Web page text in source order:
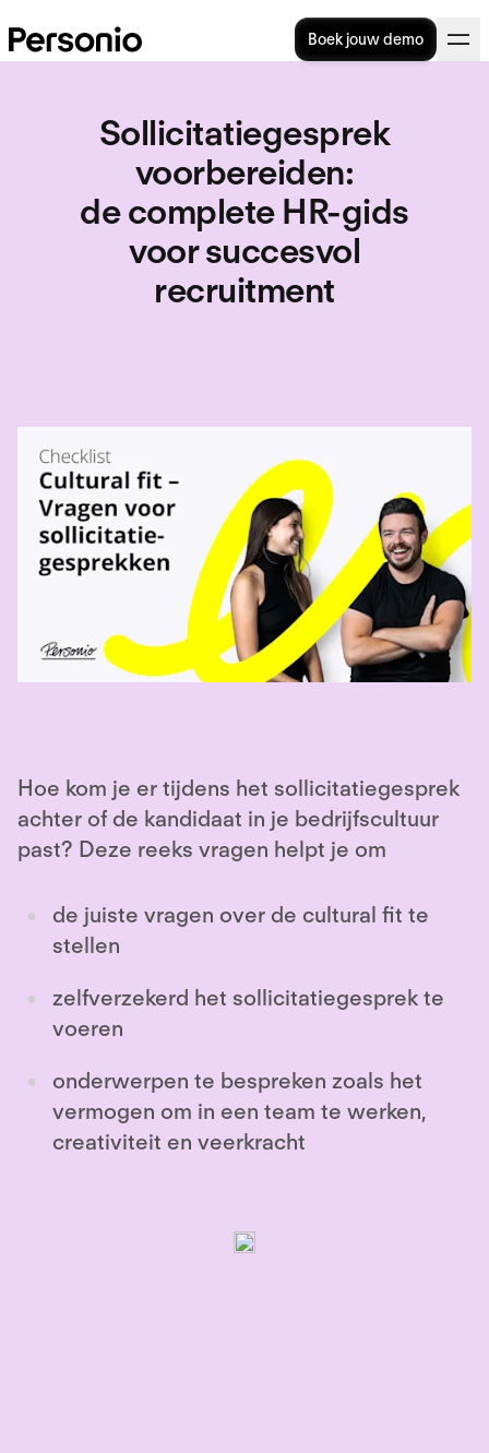
Boek jouw demo
Sollicitatiegesprek
voorbereiden:
de complete HR-gids
voor succesvol
recruitment
Hoe kom je er tijdens het sollicitatiegesprek
achter of de kandidaat in je bedrijfscultuur
past? Deze reeks vragen helpt je om
de juiste vragen over de cultural fit te
stellen
zelfverzekerd het sollicitatiegesprek te
voeren
onderwerpen te bespreken zoals het
vermogen om in een team te werken,
creativiteit en veerkracht